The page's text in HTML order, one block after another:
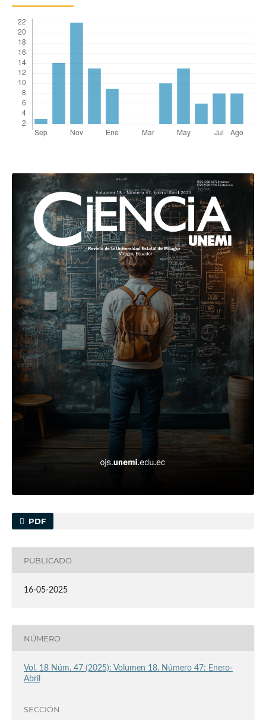
PDF
PUBLICADO
16-05-2025
NÚMERO
Vol. 18 Núm. 47 (2025): Volumen 18. Número 47: Enero-
Abril
SECCIÓN